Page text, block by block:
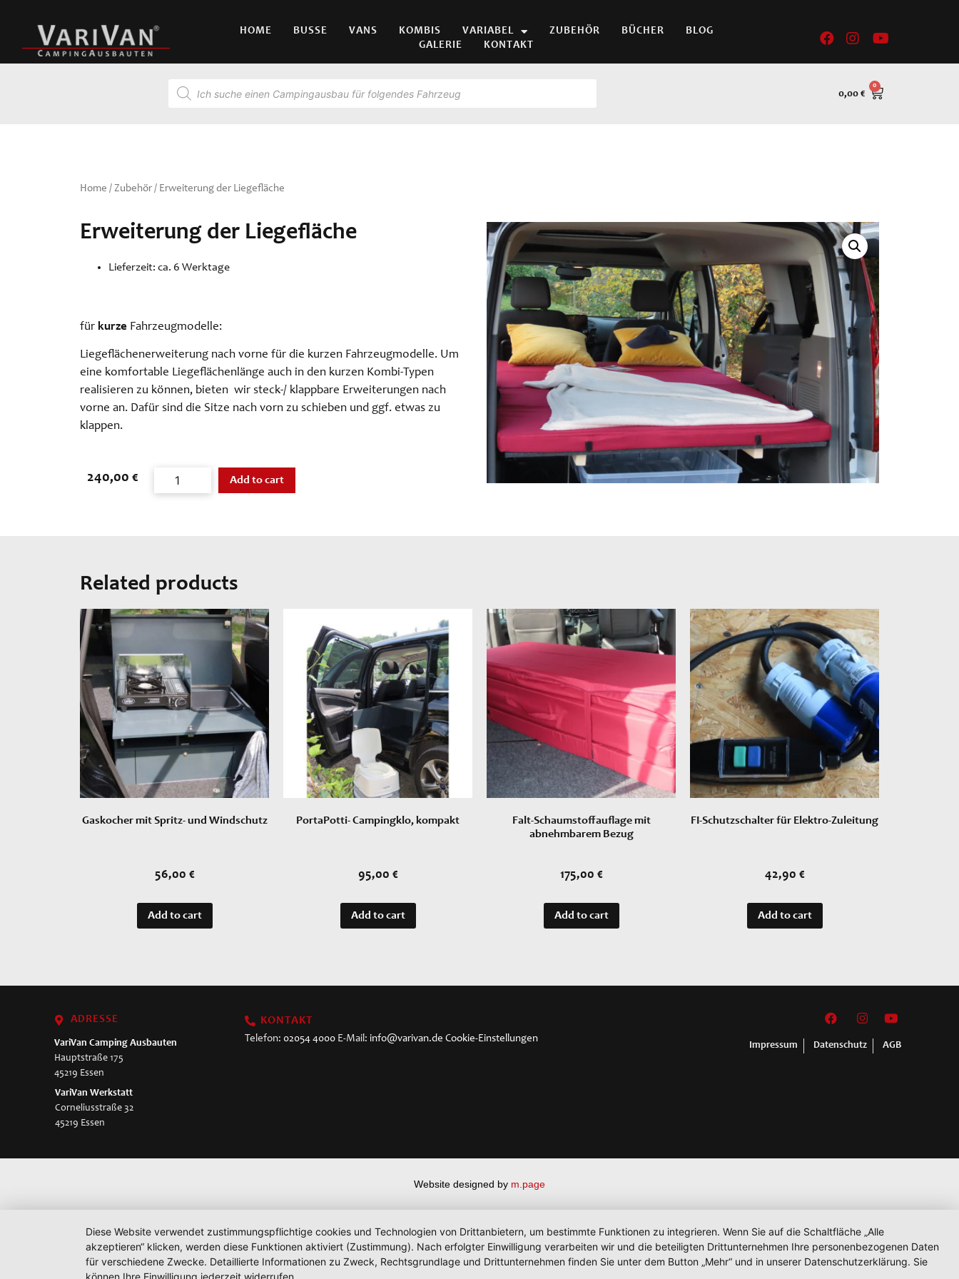
HOME BUSSE VANS KOMBIS VARIABEL ZUBEHÖR BÜCHER
BLOG
GALERIE
KONTAKT
0,00€
Home / Zubehör/ Erweiterung der Liegefläche
Erweiterung der Liegefläche
Lieferzeit: ca. 6 Werktage
für kurze Fahrzeugmodelle:
Liegeflächenerweiterung nach vorne für die kurzen Fahrzeugmodelle. Um
eine komfortable Liegeflächenlänge auch in den kurzen Kombi-Typen
realisieren zu können, bieten wir steck-/ klappbare Erweiterungen nach
vorne an. Dafür sind die Sitze nach vorn zu schieben und ggf. etwas zu
klappen.
240,00 € Add to cart
Related products
Gaskocher mit Spritz- und Windschutz
56,00 €
Add to cart
PortaPotti- Campingklo, kompakt
95,00 €
Add to cart
Falt-Schaumstoffauflage mit
abnehmbarem Bezug
175,00 €
Add to cart
FI-Schutzschalter für Elektro-Zuleitung
42,90 €
Add to cart
ADRESSE
VariVan Camping Ausbauten
Hauptstraße 175
45219 Essen
VariVan Werkstatt
Corneliusstraße 32
45219 Essen
KONTAKT
Telefon: 02054 4000 E-Mail:info@varivan.de Cookie-Einstellungen
Impressum Datenschutz AGB
Website designed by m.page
Diese Website verwendet zustimmungspflichtige cookies und Technologien von Drittanbietern, um bestimmte Funktionen zu integrieren. Wenn Sie auf die Schaltfläche „Alle
akzeptieren“ klicken, werden diese Funktionen aktiviert (Zustimmung). Nach erfolgter Einwilligung verarbeiten wir und die beteiligten Drittunternehmen Ihre personenbezogenen Daten
für verschiedene Zwecke. Detaillierte Informationen zu Zweck, Rechtsgrundlage und Drittunternehmen finden Sie unter dem Button „Mehr“ und in unserer Datenschutzerklärung. Sie
können Ihre Einwilligung jederzeit widerrufen.